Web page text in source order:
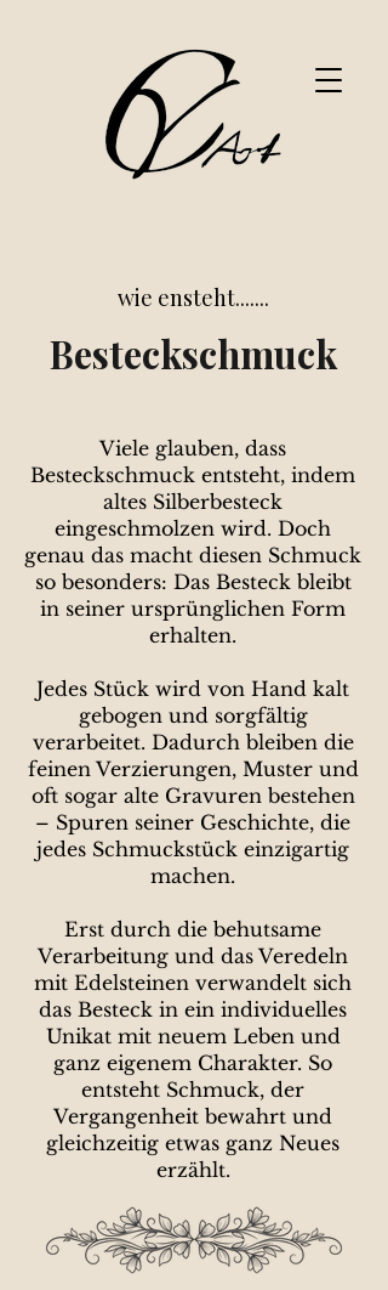
wie ensteht.......
Besteckschmuck
Viele glauben, dass
Besteckschmuck entsteht, indem
altes Silberbesteck
eingeschmolzen wird. Doch
genau das macht diesen Schmuck
so besonders: Das Besteck bleibt
in seiner ursprünglichen Form
erhalten.
Jedes Stück wird von Hand kalt
gebogen und sorgfältig
verarbeitet. Dadurch bleiben die
feinen Verzierungen, Muster und
oft sogar alte Gravuren bestehen
– Spuren seiner Geschichte, die
jedes Schmuckstück einzigartig
machen.
Erst durch die behutsame
Verarbeitung und das Veredeln
mit Edelsteinen verwandelt sich
das Besteck in ein individuelles
Unikat mit neuem Leben und
ganz eigenem Charakter. So
entsteht Schmuck, der
Vergangenheit bewahrt und
gleichzeitig etwas ganz Neues
erzählt.